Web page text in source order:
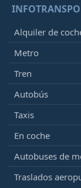
Alquiler de
Metro
Tren
Autobús
Taxis
En coche
Autobuses de
Traslados